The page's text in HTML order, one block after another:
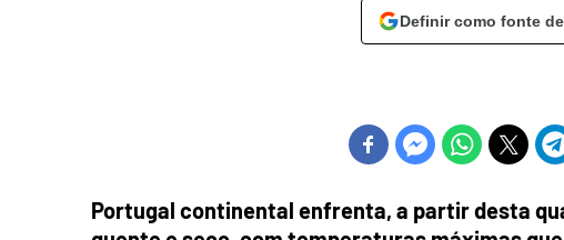
Definir como fonte
Portugal continental enfrenta, a partir desta